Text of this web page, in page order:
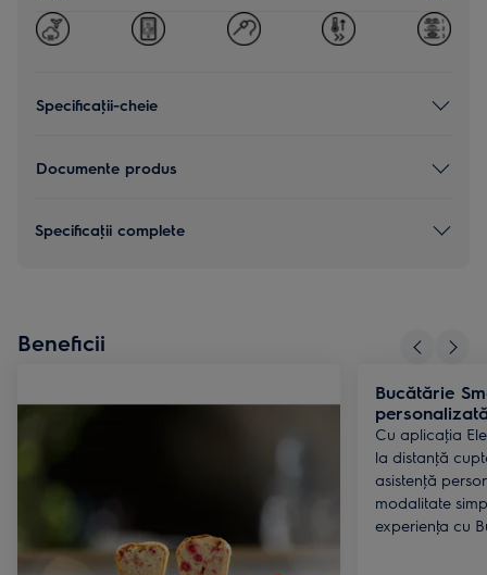
Specificaţii-cheie
Documente produs
Specificaţii complete
Beneficii
Bucătărie
Cu aplicaţia
la distanţă
asistenţă
modalitate
experienţa cu